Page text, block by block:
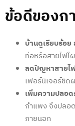
ข้อดีของก
บ้านดูเรียบร้อย
ท่อหรือสายไฟโ
ลดปัญหาสายไฟ
เฟอร์นิเจอร์ชิด
เพิ่มความปลอ
กำแพง จึงปลอ
ภายนอก